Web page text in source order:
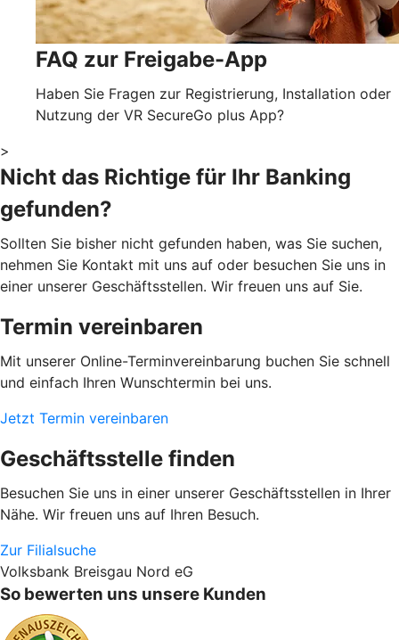
FAQ zur Freigabe-App
Haben Sie Fragen zur Registrierung, Installation oder
Nutzung der VR SecureGo plus App?
>
Nicht das Richtige für Ihr Banking
gefunden?
Sollten Sie bisher nicht gefunden haben, was Sie suchen,
nehmen Sie Kontakt mit uns auf oder besuchen Sie uns in
einer unserer Geschäftsstellen. Wir freuen uns auf Sie.
Termin vereinbaren
Mit unserer Online-Terminvereinbarung buchen Sie schnell
und einfach Ihren Wunschtermin bei uns.
Jetzt Termin vereinbaren
Geschäftsstelle finden
Besuchen Sie uns in einer unserer Geschäftsstellen in Ihrer
Nähe. Wir freuen uns auf Ihren Besuch.
Zur Filialsuche
Volksbank Breisgau Nord eG
So bewerten uns unsere Kunden